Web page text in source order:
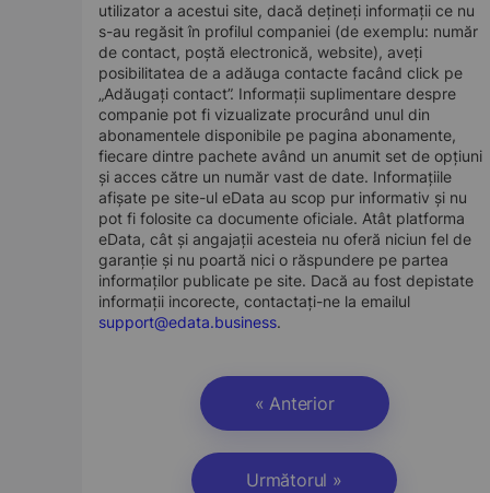
utilizator a acestui site, dacă dețineți informații ce nu
s-au regăsit în profilul companiei (de exemplu: număr
de contact, poștă electronică, website), aveți
posibilitatea de a adăuga contacte facând click pe
„Adăugați contact”. Informații suplimentare despre
companie pot fi vizualizate procurând unul din
abonamentele disponibile pe pagina abonamente,
fiecare dintre pachete având un anumit set de opțiuni
și acces către un număr vast de date. Informațiile
afișate pe site-ul eData au scop pur informativ și nu
pot fi folosite ca documente oficiale. Atât platforma
eData, cât și angajații acesteia nu oferă niciun fel de
garanție și nu poartă nici o răspundere pe partea
informaților publicate pe site. Dacă au fost depistate
informații incorecte, contactați-ne la emailul
support@edata.business.
« Anterior
Următorul »